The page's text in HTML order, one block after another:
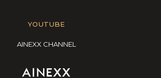
YOUTUBE
AINEXX CHANNEL